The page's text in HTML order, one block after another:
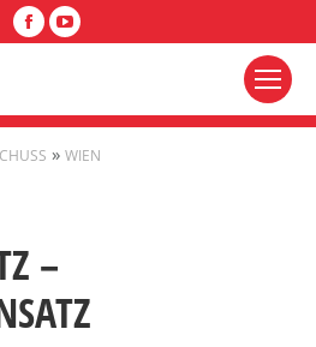
FacebookYouTube
» WIEN
–